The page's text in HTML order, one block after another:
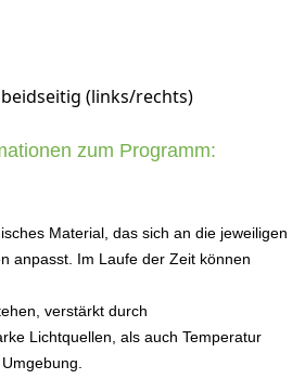
(links/rechts)
zum Programm:
Material, das sich an die jeweiligen
anpasst. Im Laufe der Zeit können
verstärkt durch
Lichtquellen, als auch Temperatur